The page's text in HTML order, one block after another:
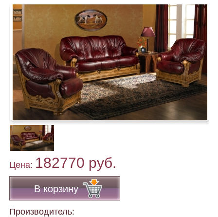
Цена: 182770 руб.
В корзину
Производитель: